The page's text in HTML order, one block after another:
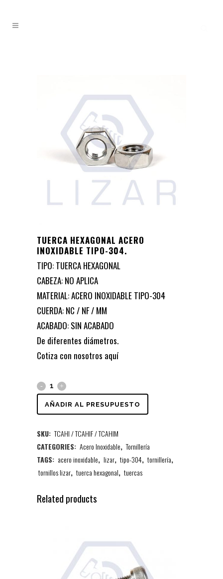
TUERCA HEXAGONAL ACERO
INOXIDABLE TIPO-304.
TIPO: TUERCA HEXAGONAL
CABEZA: NO APLICA
MATERIAL: ACERO INOXIDABLE TIPO-304
CUERDA: NC / NF / MM
ACABADO: SIN ACABADO
De diferentes diámetros.
Cotiza con nosotros aquí
AÑADIR AL PRESUPUESTO
SKU: TCAHI / TCAHIF / TCAHIM
CATEGORIES: Acero Inoxidable, Tornillería
TAGS: acero inoxidable, lizar, tipo-304, tornillería,
tornillos lizar, tuerca hexagonal, tuercas
Related products